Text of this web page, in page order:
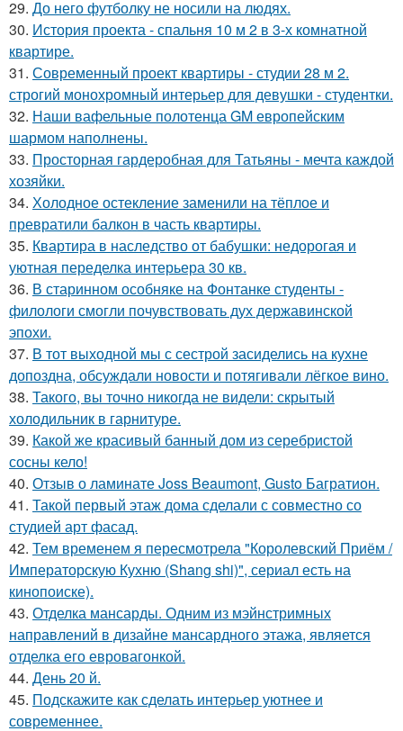
29. До него футболку не носили на людях.
30. История проекта - спальня 10 м 2 в 3-х комнатной
квартире.
31. Современный проект квартиры - студии 28 м 2.
строгий монохромный интерьер для девушки - студентки.
32. Наши вафельные полотенца GM европейским
шармом наполнены.
33. Просторная гардеробная для Татьяны - мечта каждой
хозяйки.
34. Холодное остекление заменили на тёплое и
превратили балкон в часть квартиры.
35. Квартира в наследство от бабушки: недорогая и
уютная переделка интерьера 30 кв.
36. В старинном особняке на Фонтанке студенты -
филологи смогли почувствовать дух державинской
эпохи.
37. В тот выходной мы с сестрой засиделись на кухне
допоздна, обсуждали новости и потягивали лёгкое вино.
38. Такого, вы точно никогда не видели: скрытый
холодильник в гарнитуре.
39. Какой же красивый банный дом из серебристой
сосны кело!
40. Отзыв о ламинате Joss Beaumont, Gusto Багратион.
41. Такой первый этаж дома сделали с совместно со
студией арт фасад.
42. Тем временем я пересмотрела "Королевский Приём /
Императорскую Кухню (Shang shi)", сериал есть на
кинопоиске).
43. Отделка мансарды. Одним из мэйнстримных
направлений в дизайне мансардного этажа, является
отделка его евровагонкой.
44. День 20 й.
45. Подскажите как сделать интерьер уютнее и
современнее.